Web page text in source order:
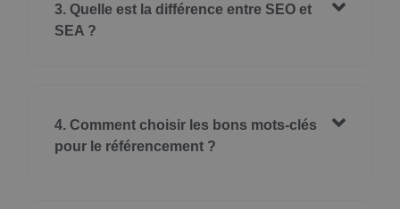
3. Quelle est la différence entre SEO et
SEA ?
4. Comment choisir les bons mots-clés
pour le référencement ?